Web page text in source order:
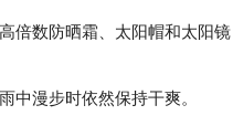
数防晒霜、太阳帽和太阳
漫步时依然保持干爽。